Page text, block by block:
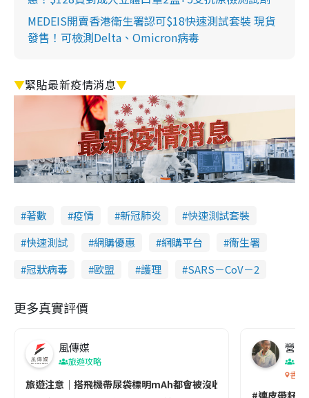
MEDEIS開賣香港衛生署認可$18快速測試套裝 現貨
發售！可檢測Delta、Omicron病毒
▼緊貼最新疫情消息▼
著數 疫情 新冠肺炎
快速測試套裝
快速測試
網購優惠 網購平台
衞生署
冠狀病毒
歐盟 護理 SARS－CoV－2
更多真實評價
風傳媒
旅遊攻略
旅遊注意｜搭飛機帶尿袋標明mAh都會被沒收😱出發前切記檢查
營養
香港